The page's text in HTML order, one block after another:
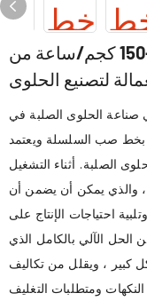
خط إنتاج الحلوى الصلبة يوفر 40-150 كجم/ساعة من
لتصنيع الحلوى
صناعة الحلوى الصلبة في
بخط صب السلسلة ويعتمد
الصلبة. أثناء التشغيل
، والذي يمكن أن يضمن أن
احتياجات الإنتاج على
الآلي بالكامل الذي
كبير ، ويقلل من تكاليف